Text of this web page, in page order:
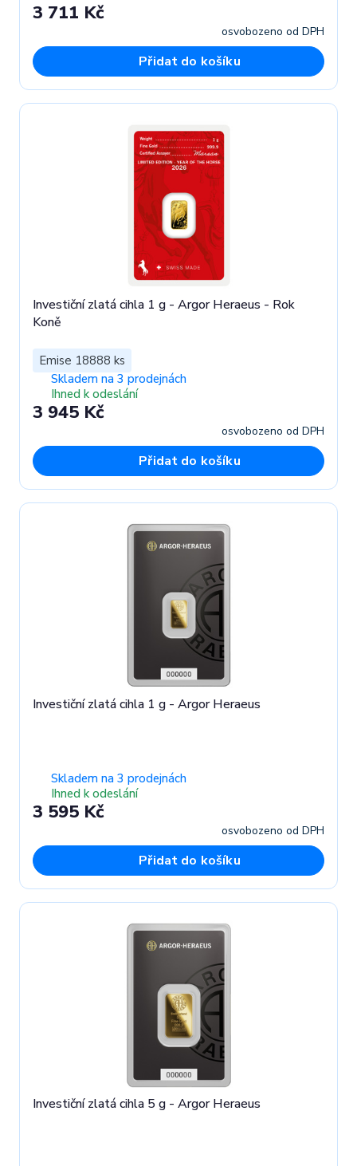
3 711 Kč
osvobozeno od DPH
Přidat do košíku
Investiční zlatá cihla 1 g - Argor Heraeus - Rok
Koně
Emise 18888 ks
Skladem na 3 prodejnách
Ihned k odeslání
3 945 Kč
osvobozeno od DPH
Přidat do košíku
Investiční zlatá cihla 1 g - Argor Heraeus
Skladem na 3 prodejnách
Ihned k odeslání
3 595 Kč
osvobozeno od DPH
Přidat do košíku
Investiční zlatá cihla 5 g - Argor Heraeus